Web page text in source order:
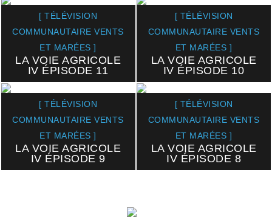
[ TÉLÉVISION
COMMUNAUTAIRE VENTS
ET MARÉES ]
LA VOIE AGRICOLE
IV ÉPISODE 11
[ TÉLÉVISION
COMMUNAUTAIRE VENTS
ET MARÉES ]
LA VOIE AGRICOLE
IV ÉPISODE 10
[ TÉLÉVISION
COMMUNAUTAIRE VENTS
ET MARÉES ]
LA VOIE AGRICOLE
IV ÉPISODE 9
[ TÉLÉVISION
COMMUNAUTAIRE VENTS
ET MARÉES ]
LA VOIE AGRICOLE
IV ÉPISODE 8